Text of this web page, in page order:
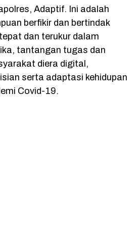
Adaptif. Ini adalah
berfikir dan bertindak
dan terukur dalam
tantangan tugas dan
diera digital,
serta adaptasi kehidupan
Covid-19.